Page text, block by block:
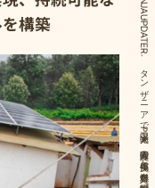
【プレスリリース】TANJA・UPDATER、タンザニアで太陽光PPA導入 農園の停電損失と燃料費を大幅削減へ
構築